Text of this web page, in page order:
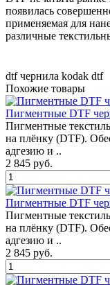
появилась
применяемая для
различные
dtf чернила kodak dtf
Похожие товары
Пигментные DTF
Пигментные
на плёнку (DTF).
адгезию и ..
2 845 руб.
Пигментные DTF
Пигментные
на плёнку (DTF).
адгезию и ..
2 845 руб.